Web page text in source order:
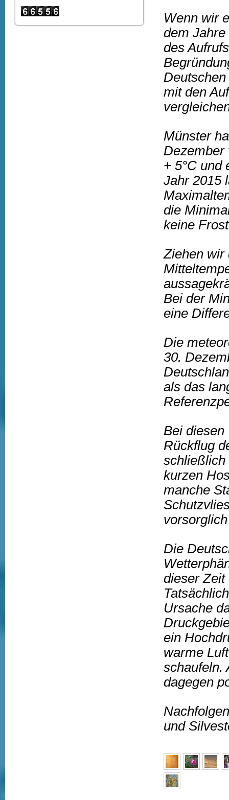
Wenn wir
dem
des
mit den
Münster
Dezember
+ 5°C und
Jahr 2015
die
keine
Ziehen wir
Bei der
eine
Die
30.
als das
Bei diesen
Rückflug
schließlich
kurzen
manche
Die
dieser Zeit
Ursache
ein
warme
schaufeln.
dagegen
und